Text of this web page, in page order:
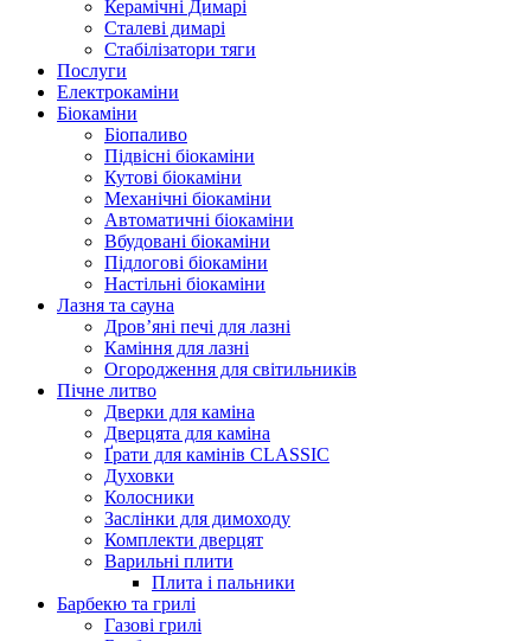
Керамічні Димарі
Сталеві димарі
Стабілізатори тяги
Послуги
Електрокаміни
Біокаміни
Біопаливо
Підвісні біокаміни
Кутові біокаміни
Механічні біокаміни
Автоматичні біокаміни
Вбудовані біокаміни
Підлогові біокаміни
Настільні біокаміни
Лазня та сауна
Дров’яні печі для лазні
Каміння для лазні
Огородження для світильників
Пічне литво
Дверки для каміна
Дверцята для каміна
Ґрати для камінів CLASSIC
Духовки
Колосники
Заслінки для димоходу
Комплекти дверцят
Варильні плити
Плита і пальники
Барбекю та грилі
Газові грилі